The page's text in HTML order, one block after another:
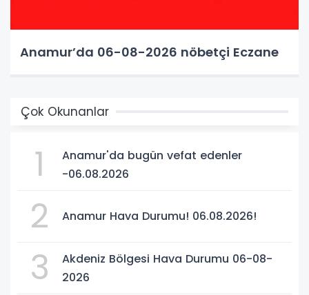
Anamur’da 06-08-2026 nöbetçi Eczane
Çok Okunanlar
1
Anamur'da bugün vefat edenler
-06.08.2026
2 Anamur Hava Durumu! 06.08.2026!
3
Akdeniz Bölgesi Hava Durumu 06-08-
2026